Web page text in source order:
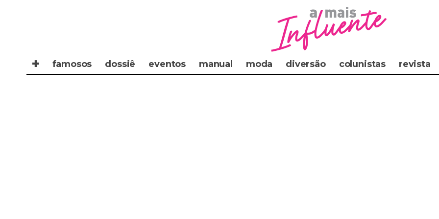
✚ famosos dossiê eventos manual moda diversão colunistas revista